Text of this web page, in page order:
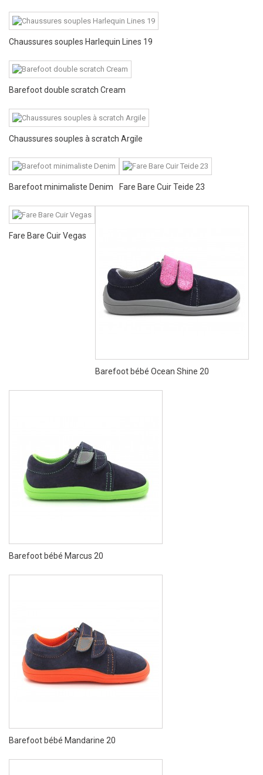
Chaussures souples Harlequin Lines 19
Barefoot double scratch Cream
Chaussures souples à scratch Argile
Barefoot minimaliste Denim Fare Bare Cuir Teide 23
Fare Bare Cuir Vegas
Barefoot bébé Ocean Shine 20
Barefoot bébé Marcus 20
Barefoot bébé Mandarine 20